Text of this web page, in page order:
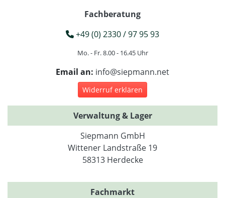
Fachberatung
+49 (0) 2330 / 97 95 93
Mo. - Fr. 8.00 - 16.45 Uhr
Email an: info@siepmann.net
Widerruf erklären
Verwaltung & Lager
Siepmann GmbH
Wittener Landstraße 19
58313 Herdecke
Fachmarkt